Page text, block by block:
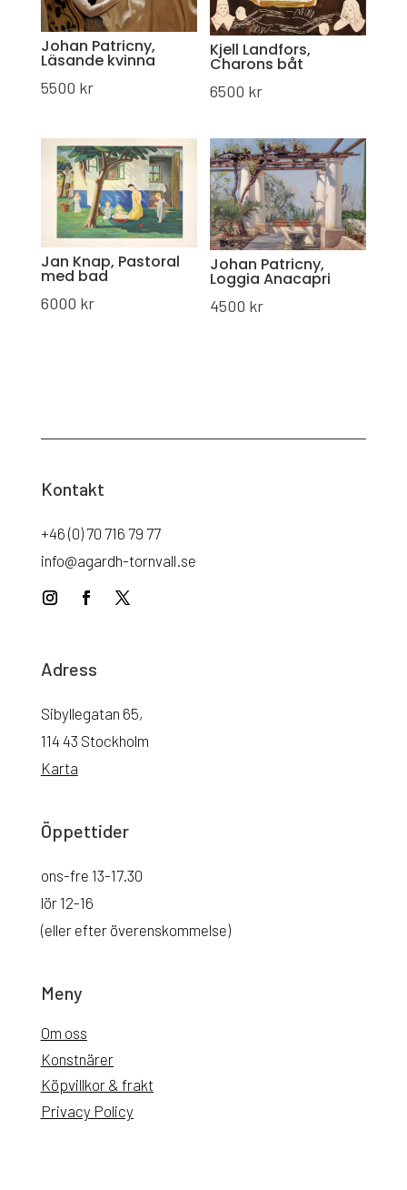
Johan Patricny,
Läsande kvinna
5500 kr
Kjell Landfors,
Charons båt
6500 kr
Jan Knap, Pastoral
med bad
6000 kr
Johan Patricny,
Loggia Anacapri
4500 kr
Kontakt
+46 (0) 70 716 79 77
info@agardh-tornvall.se
Adress
Sibyllegatan 65,
114 43 Stockholm
Karta
Öppettider
ons-fre 13-17.30
lör 12-16
(eller efter överenskommelse)
Meny
Om oss
Konstnärer
Köpvillkor & frakt
Privacy Policy